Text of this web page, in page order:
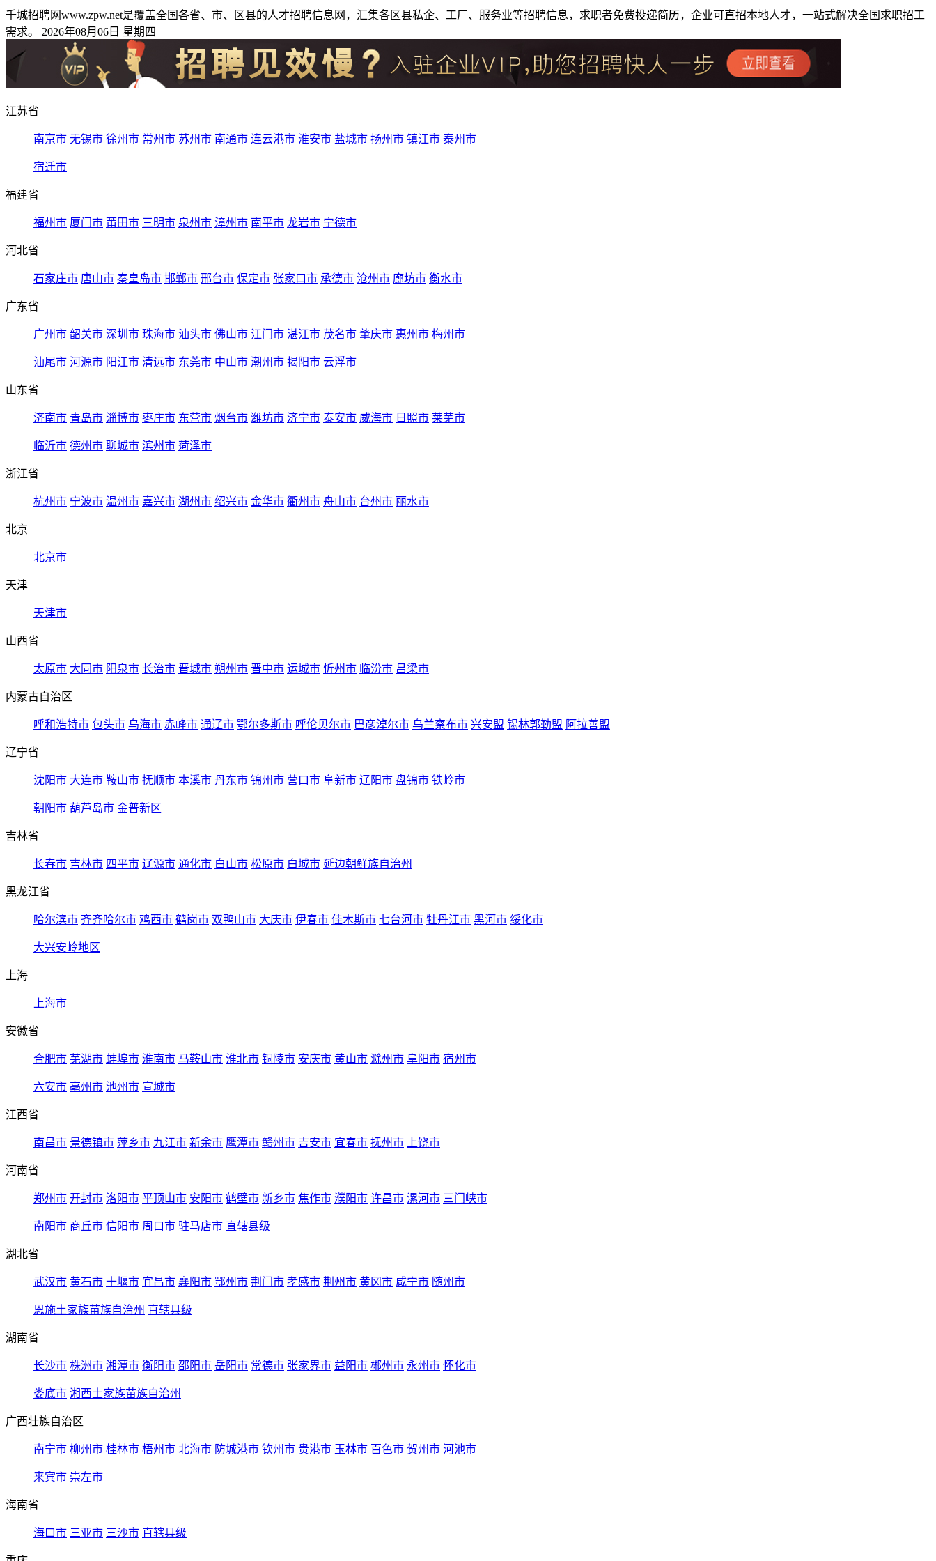
千城招聘网www.zpw.net是覆盖全国各省、市、区县的人才招聘信息网，汇集各区县私企、工厂、服务业等招聘信息，求职者免费投递简历，企业可直招本地人才，一站式解决全国求职招工
需求。 2026年08月06日 星期四
江苏省
南京市 无锡市 徐州市 常州市 苏州市 南通市 连云港市 淮安市 盐城市 扬州市 镇江市 泰州市
宿迁市
福建省
福州市 厦门市 莆田市 三明市 泉州市 漳州市 南平市 龙岩市 宁德市
河北省
石家庄市 唐山市 秦皇岛市 邯郸市 邢台市 保定市 张家口市 承德市 沧州市 廊坊市 衡水市
广东省
广州市 韶关市 深圳市 珠海市 汕头市 佛山市 江门市 湛江市 茂名市 肇庆市 惠州市 梅州市
汕尾市 河源市 阳江市 清远市 东莞市 中山市 潮州市 揭阳市 云浮市
山东省
济南市 青岛市 淄博市 枣庄市 东营市 烟台市 潍坊市 济宁市 泰安市 威海市 日照市 莱芜市
临沂市 德州市 聊城市 滨州市 菏泽市
浙江省
杭州市 宁波市 温州市 嘉兴市 湖州市 绍兴市 金华市 衢州市 舟山市 台州市 丽水市
北京
北京市
天津
天津市
山西省
太原市 大同市 阳泉市 长治市 晋城市 朔州市 晋中市 运城市 忻州市 临汾市 吕梁市
内蒙古自治区
呼和浩特市 包头市 乌海市 赤峰市 通辽市 鄂尔多斯市 呼伦贝尔市 巴彦淖尔市 乌兰察布市 兴安盟 锡林郭勒盟 阿拉善盟
辽宁省
沈阳市 大连市 鞍山市 抚顺市 本溪市 丹东市 锦州市 营口市 阜新市 辽阳市 盘锦市 铁岭市
朝阳市 葫芦岛市 金普新区
吉林省
长春市 吉林市 四平市 辽源市 通化市 白山市 松原市 白城市 延边朝鲜族自治州
黑龙江省
哈尔滨市 齐齐哈尔市 鸡西市 鹤岗市 双鸭山市 大庆市 伊春市 佳木斯市 七台河市 牡丹江市 黑河市 绥化市
大兴安岭地区
上海
上海市
安徽省
合肥市 芜湖市 蚌埠市 淮南市 马鞍山市 淮北市 铜陵市 安庆市 黄山市 滁州市 阜阳市 宿州市
六安市 亳州市 池州市 宣城市
江西省
南昌市 景德镇市 萍乡市 九江市 新余市 鹰潭市 赣州市 吉安市 宜春市 抚州市 上饶市
河南省
郑州市 开封市 洛阳市 平顶山市 安阳市 鹤壁市 新乡市 焦作市 濮阳市 许昌市 漯河市 三门峡市
南阳市 商丘市 信阳市 周口市 驻马店市 直辖县级
湖北省
武汉市 黄石市 十堰市 宜昌市 襄阳市 鄂州市 荆门市 孝感市 荆州市 黄冈市 咸宁市 随州市
恩施土家族苗族自治州 直辖县级
湖南省
长沙市 株洲市 湘潭市 衡阳市 邵阳市 岳阳市 常德市 张家界市 益阳市 郴州市 永州市 怀化市
娄底市 湘西土家族苗族自治州
广西壮族自治区
南宁市 柳州市 桂林市 梧州市 北海市 防城港市 钦州市 贵港市 玉林市 百色市 贺州市 河池市
来宾市 崇左市
海南省
海口市 三亚市 三沙市 直辖县级